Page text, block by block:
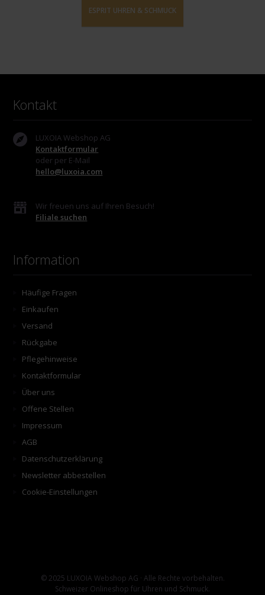
ESPRIT UHREN & SCHMUCK
Kontakt
LUXOIA Webshop AG
Kontaktformular
oder per E-Mail
hello@luxoia.com
Wir freuen uns auf Ihren Besuch!
Filiale suchen
Information
Häufige Fragen
Einkaufen
Versand
Rückgabe
Pflegehinweise
Kontaktformular
Über uns
Offene Stellen
Impressum
AGB
Datenschutzerklärung
Newsletter abbestellen
Cookie-Einstellungen
© 2025 LUXOIA Webshop AG · Alle Rechte vorbehalten.
Schweizer Onlineshop für Uhren und Schmuck.